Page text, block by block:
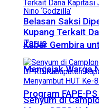
Kabar Gembira
Mengajak Warga
Program FAPE-
Belasan Saksi
Kupang Terkait
Tarus
Senyum di